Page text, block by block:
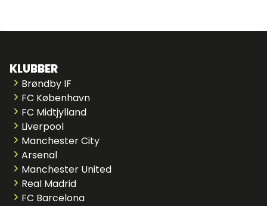
KLUBBER
Brøndby IF
FC København
FC Midtjylland
Liverpool
Manchester City
Arsenal
Manchester United
Real Madrid
FC Barcelona